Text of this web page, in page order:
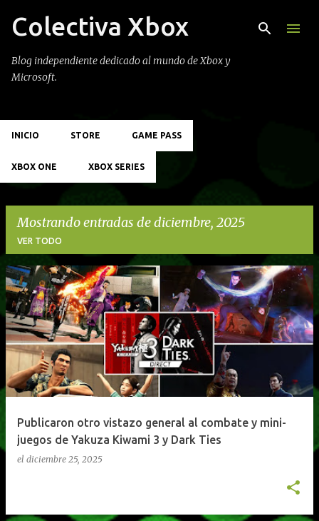
Ir al contenido principal
Colectiva Xbox
Blog independiente dedicado al mundo de Xbox y
Microsoft.
INICIO STORE GAME PASS
XBOX ONE XBOX SERIES
Mostrando entradas de diciembre, 2025
VER TODO
E
n
t
r
a
d
a
Publicaron otro vistazo general al combate y mini-
juegos de Yakuza Kiwami 3 y Dark Ties
el diciembre 25, 2025